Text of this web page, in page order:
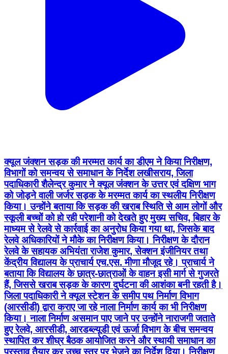
क्यूल जंक्शन सड़क की मरम्मत कार्य का डीएम ने किया निरीक्षण,
विभागों को समन्वय से समाधान के निर्देश लखीसराय, जिला
पदाधिकारी शैलेन्द्र कुमार ने क्यूल जंक्शन के उत्तर एवं दक्षिण भाग
को जोड़ने वाली जर्जर सड़क के मरम्मत कार्य का स्थलीय निरीक्षण
किया। उन्होंने बताया कि सड़क की खराब स्थिति से आम लोगों और
स्कूली बच्चों को हो रही परेशानी को देखते हुए मुख्य सचिव, बिहार के
माध्यम से रेलवे से कार्रवाई का अनुरोध किया गया था, जिसके बाद
रेलवे अधिकारियों ने मौके का निरीक्षण किया। निरीक्षण के दौरान
रेलवे के सहायक अभियंता राजेश कुमार, सेक्शन इंजीनियर तथा
केंद्रीय विद्यालय के प्राचार्य एच.एस. मीणा मौजूद रहे। प्राचार्य ने
बताया कि विद्यालय के छात्र-छात्राओं के वाहन इसी मार्ग से गुजरते
हैं, जिससे खराब सड़क के कारण दुर्घटना की आशंका बनी रहती है।
जिला पदाधिकारी ने क्यूल स्टेशन के समीप पथ निर्माण विभाग
(आरसीडी) द्वारा कराए जा रहे नाला निर्माण कार्य का भी निरीक्षण
किया। नाला निर्माण असमान पाए जाने पर उन्होंने नाराजगी जताते
हुए रेलवे, आरसीडी, आरडब्ल्यूडी एवं ऊर्जा विभाग के बीच समन्वय
स्थापित कर शीघ्र बैठक आयोजित करने और स्थायी समाधान का
प्रस्ताव तैयार कर उच्च स्तर पर भेजने का निर्देश दिया। निरीक्षण